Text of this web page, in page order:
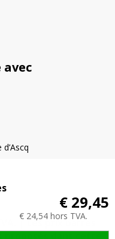
€ 29,45
€ 24,54 hors TVA.
| Les prix barrés
dans cette